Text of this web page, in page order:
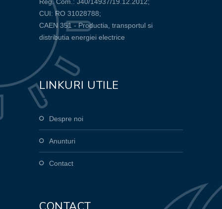
CUI: RO 31028788;
CAEN 351 - Productia, transportul si
distributia energiei electrice
LINKURI UTILE
Despre noi
Anunturi
Contact